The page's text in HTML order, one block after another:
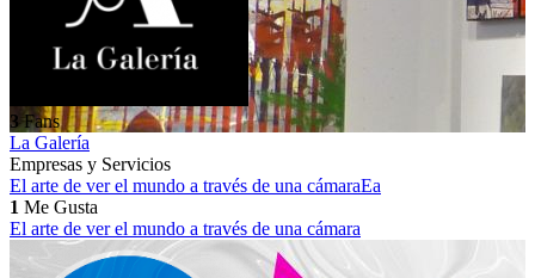
3 Fans
La Galería
Empresas y Servicios
El arte de ver el mundo a través de una cámaraEa
1 Me Gusta
El arte de ver el mundo a través de una cámara